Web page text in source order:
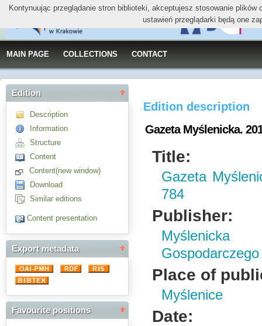
MAIN PAGE COLLECTIONS CONTACT
Edition
Description
Information
Structure
Content
Content(new window)
Download
Similar editions
Content presentation
Export metadata
Favourite positions
Edition description
Gazeta Myślenicka.
Title:
Gazeta
784
Publisher:
Place of
Myślenice
Date:
Kontynuując przeglądanie stron biblioteki, akceptujesz stosowanie
ustawień przeglądarki będą one